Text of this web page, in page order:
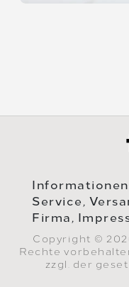
Informationen
Service,
Firma,
Copyright ©
Rechte
zzgl. der